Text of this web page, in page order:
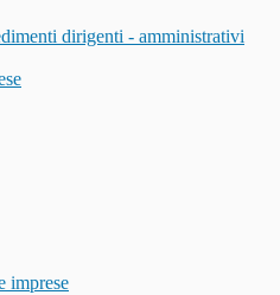
dirigenti - amministrativi
imprese